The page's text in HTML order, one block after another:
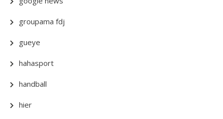
groupama fdj
gueye
hahasport
handball
hier